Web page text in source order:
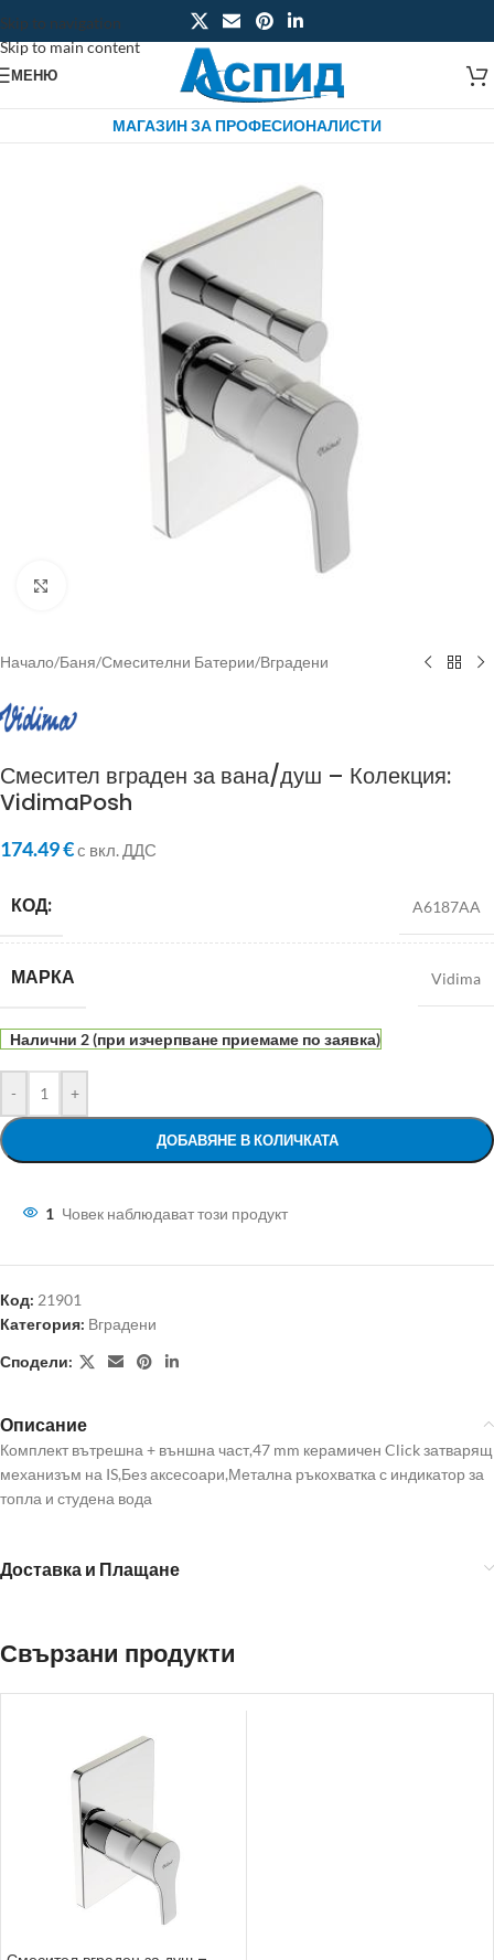
Skip to navigation
Skip to main content
МЕНЮ
МАГАЗИН ЗА ПРОФЕСИОНАЛИСТИ
Начало/Баня/Смесителни Батерии/Вградени
Смесител вграден за вана/душ – Колекция:
VidimaPosh
174.49€с вкл. ДДС
КОД: A6187AA
МАРКА Vidima
Налични 2 (при изчерпване приемаме по заявка)
- +
ДОБАВЯНЕ В КОЛИЧКАТА
1 Човек наблюдават този продукт
Код: 21901
Категория: Вградени
Сподели:
Описание
Комплект вътрешна + външна част,47 mm керамичен Click затварящ
механизъм на IS,Без аксесоари,Метална ръкохватка с индикатор за
топла и студена вода
Доставка и Плащане
Свързани продукти